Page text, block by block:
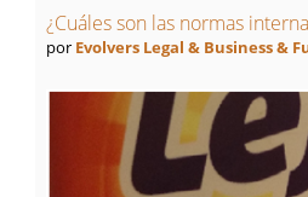
¿Cuáles son las normas
por Evolvers Legal & Business &